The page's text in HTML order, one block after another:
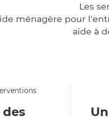
Les
ménagère pour
aide à